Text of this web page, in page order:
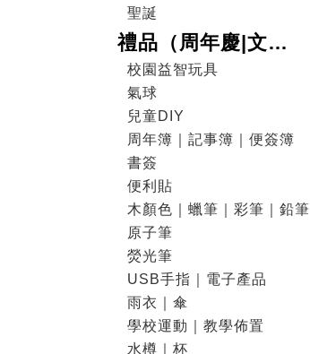
聖誕
禮品（周年慶|文
具|DIY|電子產品|戶外
用品）
校園益智玩具
氣球
兒童DIY
周年簿｜記事簿｜便簽簿
書簽
便利貼
木顏色｜蠟筆｜彩筆｜鉛筆
原子筆
熒光筆
USB手指｜電子產品
雨衣｜傘
學校運動｜教學佈置
水樽｜杯